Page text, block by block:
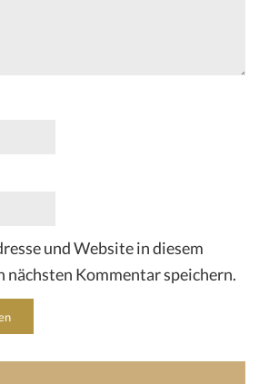
und Website in diesem
nächsten Kommentar speichern.